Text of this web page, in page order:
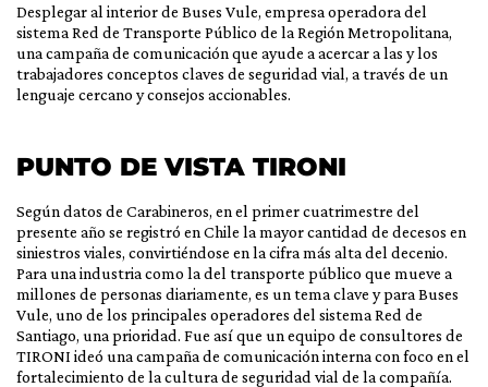
Desplegar al interior de Buses Vule, empresa operadora del
sistema Red de Transporte Público de la Región Metropolitana,
una campaña de comunicación que ayude a acercar a las y los
trabajadores conceptos claves de seguridad vial, a través de un
lenguaje cercano y consejos accionables.
PUNTO DE VISTA TIRONI
Según datos de Carabineros, en el primer cuatrimestre del
presente año se registró en Chile la mayor cantidad de decesos en
siniestros viales, convirtiéndose en la cifra más alta del decenio.
Para una industria como la del transporte público que mueve a
millones de personas diariamente, es un tema clave y para Buses
Vule, uno de los principales operadores del sistema Red de
Santiago, una prioridad. Fue así que un equipo de consultores de
TIRONI ideó una campaña de comunicación interna con foco en el
fortalecimiento de la cultura de seguridad vial de la compañía.